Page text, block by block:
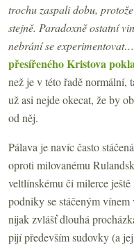
trochu zaspali dobu,
stejně. Paradoxně ostatní
nebrání se
přesířeného Kristova
než je v této řadě normální,
už asi nejde okecat, že by
od něj.
Pálava je navíc často
oproti milovanému
veltlínskému či milerce
podniky se stáčeným
nijak zvlášť dlouhá
pijí především sudovky (a